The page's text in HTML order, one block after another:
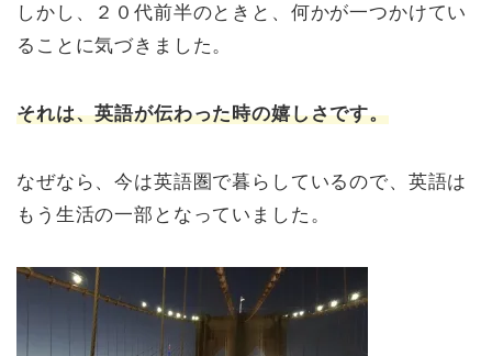
しかし、２０代前半のときと、何かが一つかけてい
ることに気づきました。
それは、英語が伝わった時の嬉しさです。
なぜなら、今は英語圏で暮らしているので、英語は
もう生活の一部となっていました。